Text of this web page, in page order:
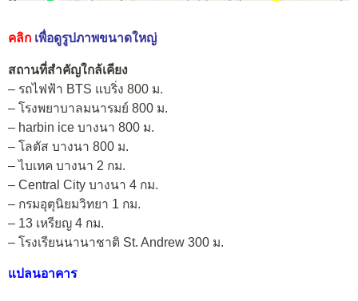
คลิก เพื่อดูรูปภาพขนาดใหญ่
สถานที่สำคัญใกล้เคียง
– รถไฟฟ้า BTS แบริ่ง 800 ม.
– โรงพยาบาลมนารมย์ 800 ม.
– harbin ice บางนา 800 ม.
– โลตัส บางนา 800 ม.
– ไบเทค บางนา 2 กม.
– Central City บางนา 4 กม.
– กรมอุตุนิยมวิทยา 1 กม.
– 13 เหรียญ 4 กม.
– โรงเรียนนานาชาติ St. Andrew 300 ม.
แปลนอาคาร